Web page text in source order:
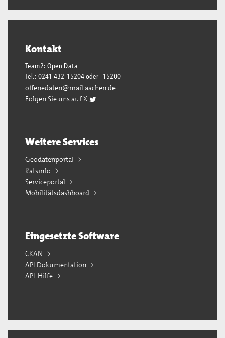
Kontakt
Team2: Open Data
Tel.: 0241 432-15204 oder -15200
offenedaten@mail.aachen.de
Folgen Sie uns auf X
Weitere Services
Geodatenportal
Ratsinfo
Serviceportal
Mobilitätsdashboard
Eingesetzte Software
CKAN
API Dokumentation
API-Hilfe